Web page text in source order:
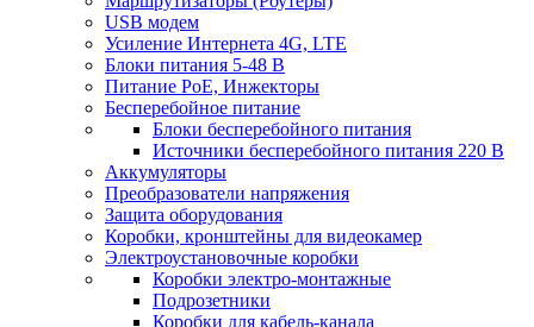
USB модем
Усиление Интернета 4G, LTE
Блоки питания 5-48 В
Питание PoE, Инжекторы
Бесперебойное питание
Блоки бесперебойного питания
Источники бесперебойного питания 220 В
Аккумуляторы
Преобразователи напряжения
Защита оборудования
Коробки, кронштейны для видеокамер
Электроустановочные коробки
Коробки электро-монтажные
Подрозетники
Коробки для кабель-канала